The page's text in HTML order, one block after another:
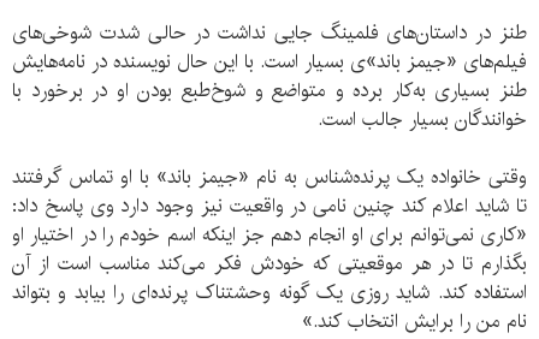
طنز در داستان‌های فلمینگ جایی نداشت در حالی شدت شوخی‌های
فیلم‌های «جیمز باند»ی بسیار است. با این حال نویسنده در نامه‌هایش
طنز بسیاری به‌کار برده و متواضع و شوخ‌طبع بودن او در برخورد با
خوانندگان بسیار جالب است.
وقتی خانواده یک پرنده‌شناس به نام «جیمز باند» با او تماس گرفتند
تا شاید اعلام کند چنین نامی در واقعیت نیز وجود دارد وی پاسخ داد:
«کاری نمی‌توانم برای او انجام دهم جز اینکه اسم خودم را در اختیار او
بگذارم تا در هر موقعیتی که خودش فکر می‌کند مناسب است از آن
استفاده کند. شاید روزی یک گونه وحشتناک پرنده‌ای را بیابد و بتواند
نام من را برایش انتخاب کند.»